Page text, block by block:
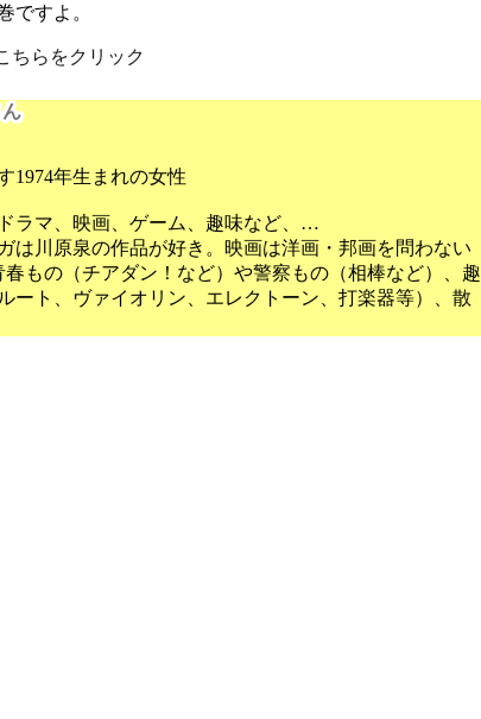
ですよ。
ちらをクリック
1974年生まれの女性
ラマ、映画、ゲーム、趣味など、…
は川原泉の作品が好き。映画は洋画・邦画を問わない
春もの（チアダン！など）や警察もの（相棒など）、趣
ート、ヴァイオリン、エレクトーン、打楽器等）、散